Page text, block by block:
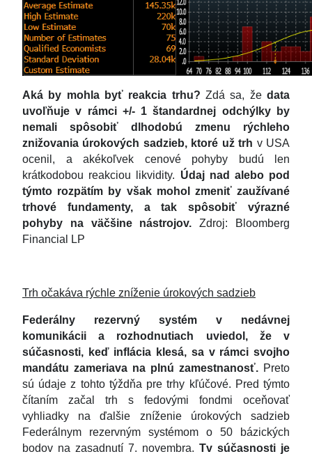
Aká by mohla byť reakcia trhu? Zdá sa, žedata
uvoľňuje v rámci +/- 1 štandardnej odchýlky by
nemali spôsobiť dlhodobú zmenu rýchleho
znižovania úrokových sadzieb, ktoré už trh v USA
ocenil, a akékoľvek cenové pohyby budú len
krátkodobou reakciou likvidity. Údaj nad alebo pod
týmto rozpätím by však mohol zmeniť zaužívané
trhové fundamenty, a tak spôsobiť výrazné
pohyby na väčšine nástrojov.
Zdroj: Bloomberg
Financial LP
Trh očakáva rýchle zníženie úrokových sadzieb
Federálny rezervný systém v nedávnej
komunikácii a rozhodnutiach uviedol, že v
súčasnosti, keď inflácia klesá, sa v rámci svojho
mandátu zameriava na plnú zamestnanosť. Preto
sú údaje z tohto týždňa pre trhy kľúčové. Pred týmto
čítaním začal trh s fedovými fondmi oceňovať
vyhliadky na ďalšie zníženie úrokových sadzieb
Federálnym rezervným systémom o 50 bázických
bodov na zasadnutí 7. novembra. Tv súčasnosti je